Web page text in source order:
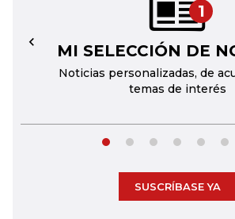
1
MI SELECCIÓN DE
Noticias personalizadas, de
temas de interés
←
SUSCRÍBASE YA